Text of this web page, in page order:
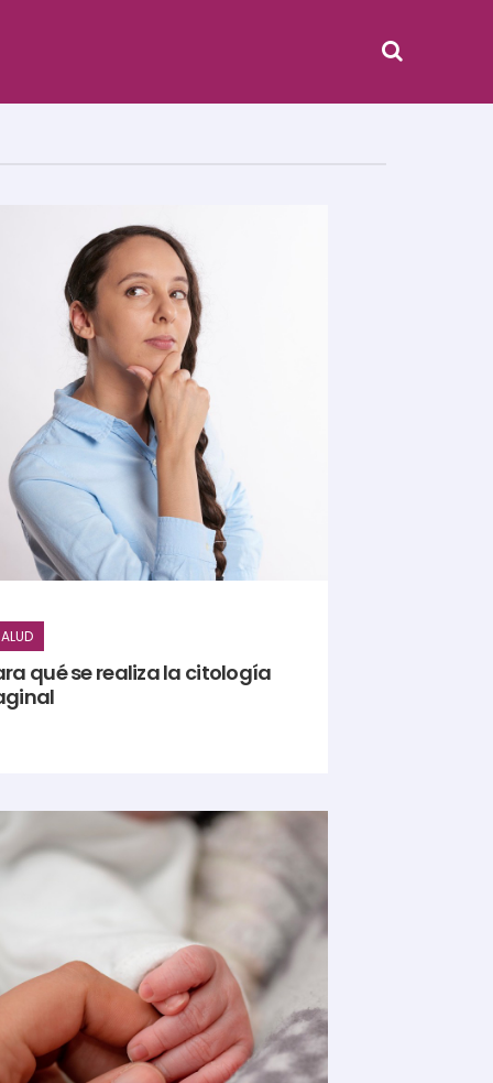
qué se realiza la citología